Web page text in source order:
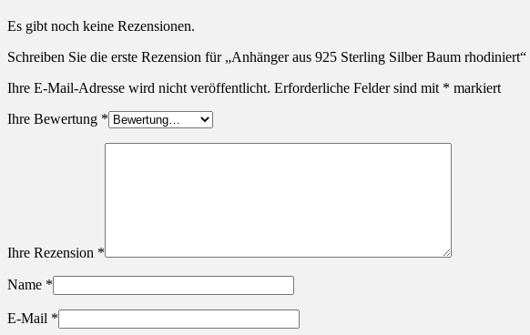
Es gibt noch keine Rezensionen.
Schreiben Sie die erste Rezension für „Anhänger aus 925 Sterling Silber Baum rhodiniert“
Ihre E-Mail-Adresse wird nicht veröffentlicht. Erforderliche Felder sind mit * markiert
Ihre Bewertung *
Ihre Rezension *
Name *
E-Mail *